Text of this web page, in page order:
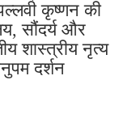
कृष्णन की
सौंदर्य और
शास्त्रीय नृत्य
दर्शन